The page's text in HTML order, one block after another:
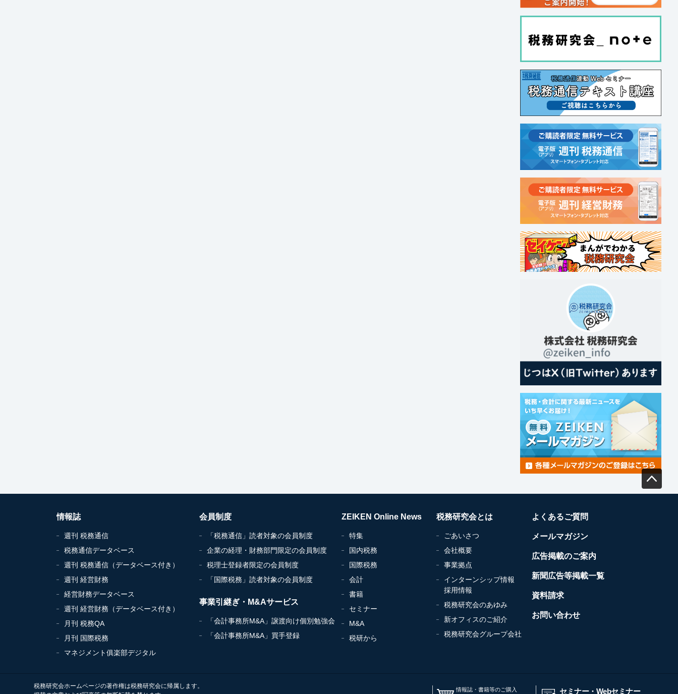
情報誌
週刊 税務通信
税務通信データベース
週刊 税務通信（データベース付き）
週刊 経営財務
経営財務データベース
週刊 経営財務（データベース付き）
月刊 税務QA
月刊 国際税務
マネジメント俱楽部デジタル
会員制度
「税務通信」読者対象の会員制度
企業の経理・財務部門限定の会員制度
税理士登録者限定の会員制度
「国際税務」読者対象の会員制度
事業引継ぎ・M&Aサービス
「会計事務所M&A」譲渡向け個別勉強会
「会計事務所M&A」買手登録
ZEIKEN Online News
特集
国内税務
国際税務
会計
書籍
セミナー
M&A
税研から
税務研究会とは
ごあいさつ
会社概要
事業拠点
インターンシップ情報
採用情報
税務研究会のあゆみ
新オフィスのご紹介
税務研究会グループ会社
よくあるご質問
メールマガジン
広告掲載のご案内
新聞広告等掲載一覧
資料請求
お問い合わせ
税務研究会ホームページの著作権は税務研究会に帰属します。
情報誌・書籍等のご購入 セミナー・Webセミナー